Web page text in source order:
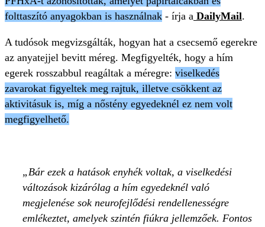
folttaszító anyagokban is használnak - írja a DailyMail.
A tudósok megvizsgálták, hogyan hat a csecsemő egerekre
az anyatejjel bevitt méreg. Megfigyelték, hogy a hím
egerek rosszabbul reagáltak a méregre: viselkedés
zavarokat figyeltek meg rajtuk, illetve csökkent az
aktivitásuk is, míg a nőstény egyedeknél ez nem volt
megfigyelhető.
Bár ezek a hatások enyhék voltak, a viselkedési
változások kizárólag a hím egyedeknél való
megjelenése sok neurofejlődési rendellenességre
emlékeztet, amelyek szintén fiúkra jellemzőek. Fontos